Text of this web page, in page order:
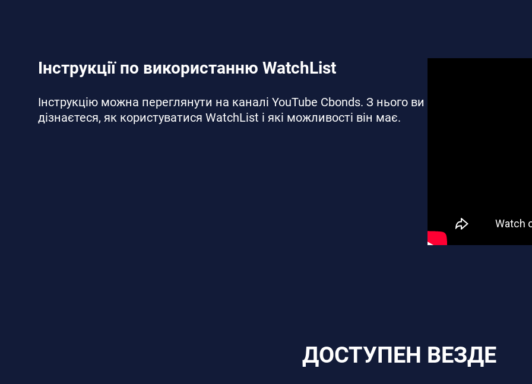
Інструкції по використанню WatchList
Інструкцію можна переглянути на каналі YouTube Cbonds. З нього ви
дізнаєтеся, як користуватися WatchList і які можливості він має.
ДОСТУПЕН ВЕЗДЕ